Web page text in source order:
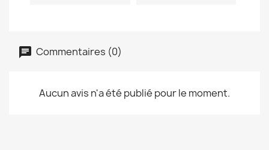
Commentaires (0)
Aucun avis n'a été publié pour le moment.